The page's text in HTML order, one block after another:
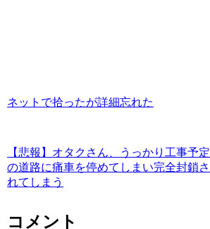
ネットで拾ったが詳細忘れた
【悲報】オタクさん、うっかり工事予定
の道路に痛車を停めてしまい完全封鎖さ
れてしまう
コメント